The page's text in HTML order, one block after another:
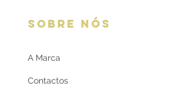
SOBRE NÓS
A Marca
Contactos